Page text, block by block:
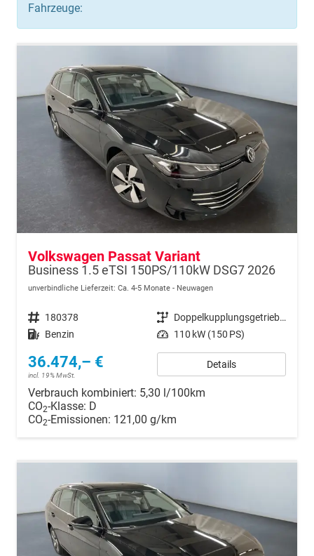
Fahrzeuge:
Volkswagen Passat Variant
Business 1.5 eTSI 150PS/110kW DSG7 2026
unverbindliche Lieferzeit: Ca. 4-5 Monate Neuwagen
Fahrzeugnr. 180378 Getriebe
Doppelkupplungsgetriebe (DSG)
Kraftstoff Benzin Leistung 110 kW (150 PS)
36.474,– €
incl. 19% MwSt.
Details
Verbrauch kombiniert: 5,30 l/100km
CO2-Klasse: D
CO2-Emissionen: 121,00 g/km